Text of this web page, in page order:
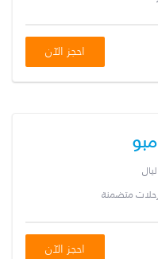
احجز الآن
متضمنة
احجز الآن